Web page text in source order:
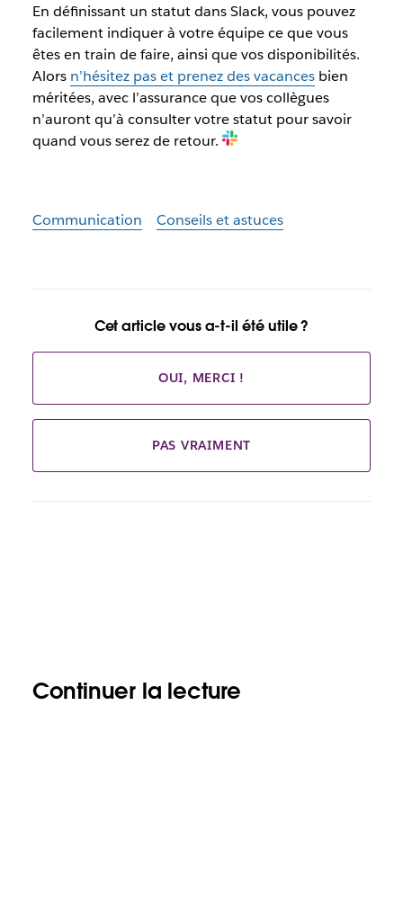
En définissant un statut dans Slack, vous pouvez
facilement indiquer à votre équipe ce que vous
êtes en train de faire, ainsi que vos disponibilités.
Alors n’hésitez pas et prenez des vacancesbien
méritées, avec l’assurance que vos collègues
n’auront qu’à consulter votre statut pour savoir
quand vous serez de retour.
Communication Conseils et astuces
Cet article vous a-t-il été utile ?
OUI, MERCI !
PAS VRAIMENT
Continuer la lecture